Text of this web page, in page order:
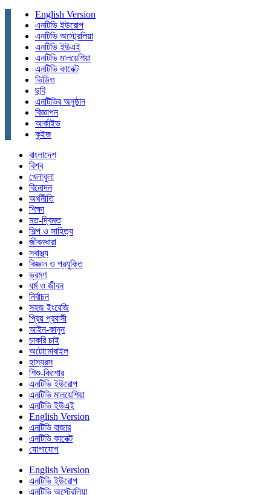
English Version
এনটিভি ইউরোপ
এনটিভি অস্ট্রেলিয়া
এনটিভি ইউএই
এনটিভি মালয়েশিয়া
এনটিভি কানেক্ট
ভিডিও
ছবি
এনটিভির অনুষ্ঠান
বিজ্ঞাপন
আর্কাইভ
কুইজ
বাংলাদেশ
বিশ্ব
খেলাধুলা
বিনোদন
অর্থনীতি
শিক্ষা
মত-দ্বিমত
শিল্প ও সাহিত্য
জীবনধারা
স্বাস্থ্য
বিজ্ঞান ও প্রযুক্তি
ভ্রমণ
ধর্ম ও জীবন
নির্বাচন
সহজ ইংরেজি
প্রিয় প্রবাসী
আইন-কানুন
চাকরি চাই
অটোমোবাইল
হাস্যরস
শিশু-কিশোর
এনটিভি ইউরোপ
এনটিভি মালয়েশিয়া
এনটিভি ইউএই
English Version
এনটিভি বাজার
এনটিভি কানেক্ট
যোগাযোগ
English Version
এনটিভি ইউরোপ
এনটিভি অস্ট্রেলিয়া